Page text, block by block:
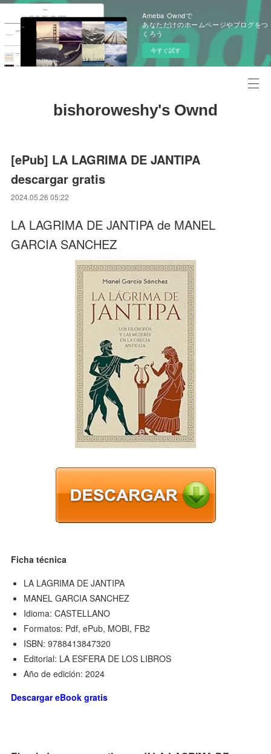
Ameba Owndで
あなただけのホームページやブログをつ
くろう
今すぐ試す
bishoroweshy's Ownd
[ePub] LA LAGRIMA DE JANTIPA
descargar gratis
2024.05.26 05:22
LA LAGRIMA DE JANTIPA de MANEL
GARCIA SANCHEZ
Ficha técnica
LA LAGRIMA DE JANTIPA
MANEL GARCIA SANCHEZ
Idioma: CASTELLANO
Formatos: Pdf, ePub, MOBI, FB2
ISBN: 9788413847320
Editorial: LA ESFERA DE LOS LIBROS
Año de edición: 2024
Descargar eBook gratis